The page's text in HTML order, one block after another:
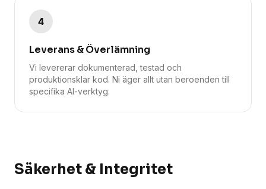
4
Leverans & Överlämning
Vi levererar dokumenterad, testad och
produktionsklar kod. Ni äger allt utan beroenden till
specifika AI-verktyg.
Säkerhet & Integritet